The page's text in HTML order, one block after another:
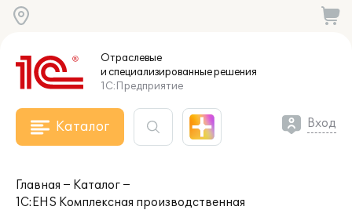
Отраслевые
и специализированныерешения
1С:Предприятие
Каталог Вход
Главная
Каталог
1С:EHS Комплексная производственная